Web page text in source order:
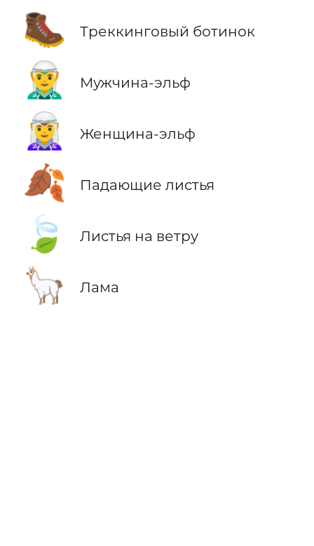
🥾 Треккинговый ботинок
🧝‍♂️ Мужчина-эльф
🧝‍♀️ Женщина-эльф
🍂 Падающие листья
🍃 Листья на ветру
🦙 Лама